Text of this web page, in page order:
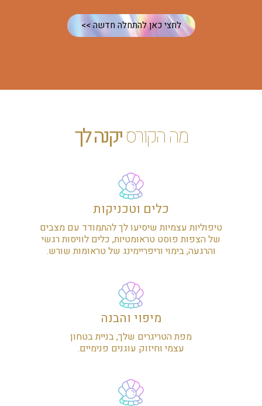
לחצי כאן להתחלה חדשה >>
מה הקורסיקנה לך
כלים וטכניקות
טיפוליות עצמיות שיסיעו לך להתמודד עם מצבים
של הצפות פוסט טראומטיות, כלים לוויסות רגשי
והרגעה, בימוי וריפריימינג של טראומות שורש.
מיפוי והבנה
מפת הטריגרים שלך, בניית בטחון
עצמי וחיזוק עוגנים פנימיים.